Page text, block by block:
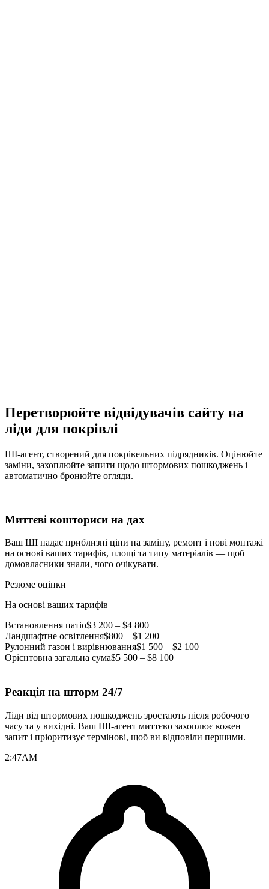
Перетворюйте відвідувачів сайту на
ліди для покрівлі
ШІ-агент, створений для покрівельних підрядників. Оцінюйте
заміни, захоплюйте запити щодо штормових пошкоджень і
автоматично бронюйте огляди.
Миттєві кошториси на дах
Ваш ШІ надає приблизні ціни на заміну, ремонт і нові монтажі
на основі ваших тарифів, площі та типу матеріалів — щоб
домовласники знали, чого очікувати.
Резюме оцінки
На основі ваших тарифів
Встановлення патіо$3 200 – $4 800
Ландшафтне освітлення$800 – $1 200
Рулонний газон і вирівнювання$1 500 – $2 100
Орієнтовна загальна сума$5 500 – $8 100
Реакція на шторм 24/7
Ліди від штормових пошкоджень зростають після робочого
часу та у вихідні. Ваш ШІ-агент миттєво захоплює кожен
запит і пріоритизує термінові, щоб ви відповіли першими.
2:47AM